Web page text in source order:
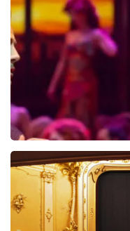
49
BEKIJKEN
Pretty Woman
BEKIJKEN